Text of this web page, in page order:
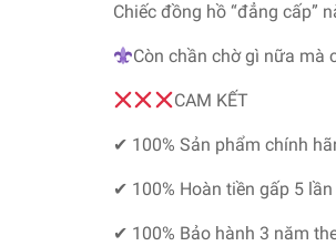
Chiếc đồng hồ “đẳng cấp”
Còn chần chờ gì nữa mà
CAM KẾT
✔ 100% Sản phẩm chính
✔ 100% Hoàn tiền gấp 5
✔ 100% Bảo hành 3 năm